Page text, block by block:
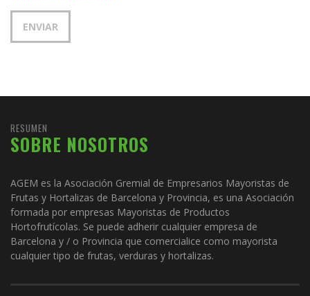
RESUMEN
SOBRE NOSOTROS
AGEM es la Asociación Gremial de Empresarios Mayoristas de
Frutas y Hortalizas de Barcelona y Provincia, es una Asociación
formada por empresas Mayoristas de Productos
Hortofrutícolas. Se puede adherir cualquier empresa de
Barcelona y / o Provincia que comercialice como mayorista
cualquier tipo de frutas, verduras y hortalizas.